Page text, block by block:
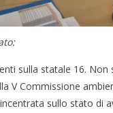
sulla statale 16.
V Commissione
sullo stato di